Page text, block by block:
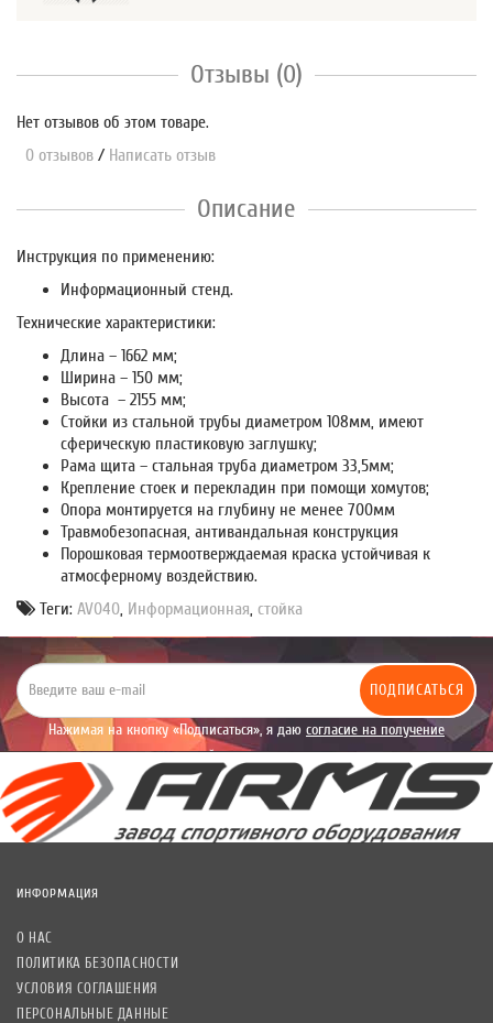
Отзывы (0)
Нет отзывов об этом товаре.
0 отзывов / Написать отзыв
Описание
Инструкция по применению:
Информационный стенд.
Технические характеристики:
Длина – 1662 мм;
Ширина – 150 мм;
Высота – 2155 мм;
Стойки из стальной трубы диаметром 108мм, имеют
сферическую пластиковую заглушку;
Рама щита – стальная труба диаметром 33,5мм;
Крепление стоек и перекладин при помощи хомутов;
Опора монтируется на глубину не менее 700мм
Травмобезопасная, антивандальная конструкция
Порошковая термоотверждаемая краска устойчивая к
атмосферному воздействию.
Теги: AV040, Информационная, стойка
ПОДПИСАТЬСЯ
Нажимая на кнопку «Подписаться», я даю согласие на получение
уведомлений рекламного характера.
ИНФОРМАЦИЯ
О НАС
ПОЛИТИКА БЕЗОПАСНОСТИ
УСЛОВИЯ СОГЛАШЕНИЯ
ПЕРСОНАЛЬНЫЕ ДАННЫЕ